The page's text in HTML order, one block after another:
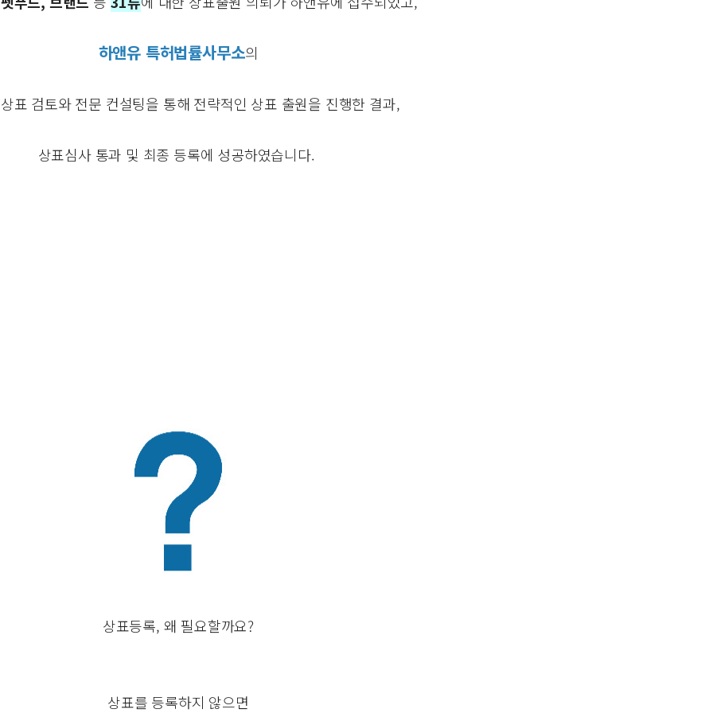
하앤유 특허법률사무소의
표 검토와 전문 컨설팅을 통해 전략적인 상표 출원을 진행한 결과,
상표심사 통과 및 최종 등록에 성공하였습니다.
상표등록, 왜 필요할까요?
상표를 등록하지 않으면